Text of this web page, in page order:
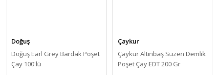
Doğuş
Doğuş Earl Grey Bardak Poşet
Çay 100'lü
Çaykur
Çaykur Altınbaş Süzen Demlik
Poşet Çay EDT 200 Gr